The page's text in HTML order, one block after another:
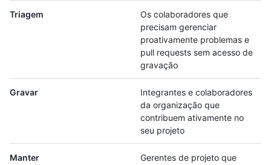
Triagem
Os colaboradores que
precisam gerenciar
proativamente problemas e
pull requests sem acesso de
gravação
Gravar
Integrantes e colaboradores
da organização que
contribuem ativamente no
seu projeto
Manter
Gerentes de projeto que